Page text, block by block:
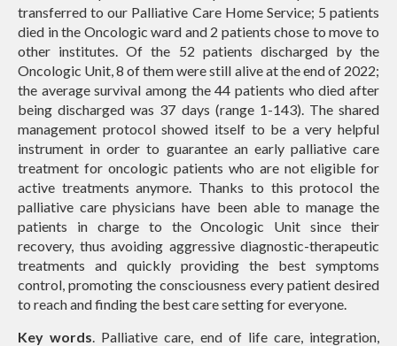
transferred to our Palliative Care Home Service; 5 patients
died in the Oncologic ward and 2 patients chose to move to
other institutes. Of the 52 patients discharged by the
Oncologic Unit, 8 of them were still alive at the end of 2022;
the average survival among the 44 patients who died after
being discharged was 37 days (range 1-143). The shared
management protocol showed itself to be a very helpful
instrument in order to guarantee an early palliative care
treatment for oncologic patients who are not eligible for
active treatments anymore. Thanks to this protocol the
palliative care physicians have been able to manage the
patients in charge to the Oncologic Unit since their
recovery, thus avoiding aggressive diagnostic-therapeutic
treatments and quickly providing the best symptoms
control, promoting the consciousness every patient desired
to reach and finding the best care setting for everyone.
Key words . Palliative care, end of life care, integration,